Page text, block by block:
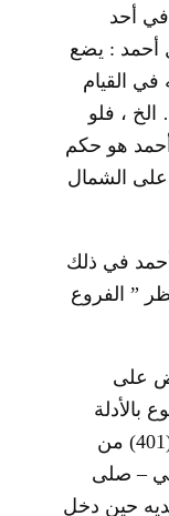
في أحد
أحمد : يضع
القيام
الخ ، فلو
أحمد هو حكم
على الشمال
في ذلك
” الفروع
على
بالأدلة
السابقة ؛ فقد أخرج مسلم برقم (401) من
– صلى
حين دخل